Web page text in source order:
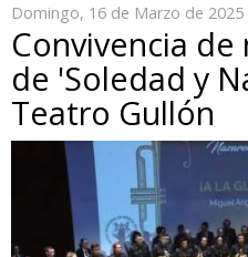
Domingo, 16 de Marzo de 2025
Convivencia
de 'Soledad y
Teatro Gullón